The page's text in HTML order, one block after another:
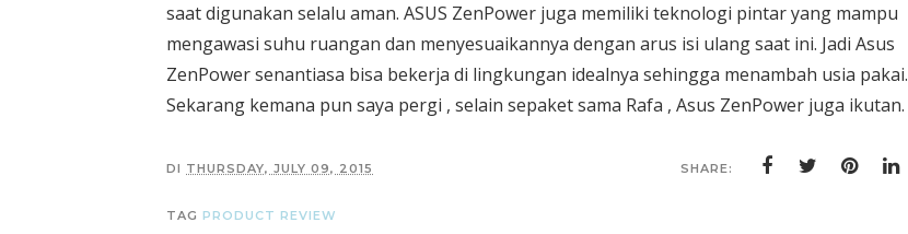
saat digunakan selalu aman. ASUS ZenPower juga memiliki teknologi pintar yang mampu
mengawasi suhu ruangan dan menyesuaikannya dengan arus isi ulang saat ini. Jadi Asus
ZenPower senantiasa bisa bekerja di lingkungan idealnya sehingga menambah usia pakai.
Sekarang kemana pun saya pergi , selain sepaket sama Rafa , Asus ZenPower juga ikutan.
DI THURSDAY, JULY 09, 2015 SHARE:
TAG PRODUCT REVIEW